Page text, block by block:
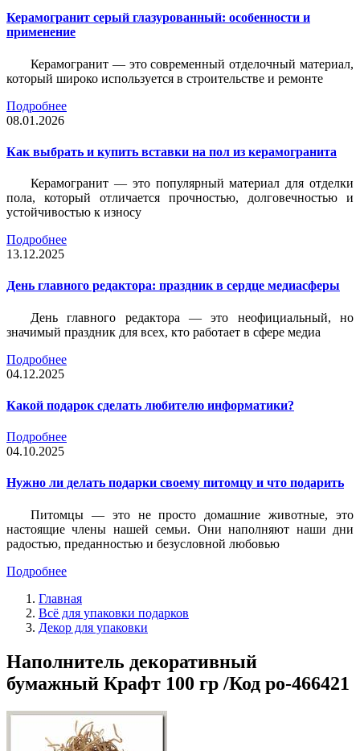
Керамогранит серый глазурованный: особенности и
применение
Керамогранит — это современный отделочный материал,
который широко используется в строительстве и ремонте
Подробнее
08.01.2026
Как выбрать и купить вставки на пол из керамогранита
Керамогранит — это популярный материал для отделки
пола, который отличается прочностью, долговечностью и
устойчивостью к износу
Подробнее
13.12.2025
День главного редактора: праздник в сердце медиасферы
День главного редактора — это неофициальный, но
значимый праздник для всех, кто работает в сфере медиа
Подробнее
04.12.2025
Какой подарок сделать любителю информатики?
Подробнее
04.10.2025
Нужно ли делать подарки своему питомцу и что подарить
Питомцы — это не просто домашние животные, это
настоящие члены нашей семьи. Они наполняют наши дни
радостью, преданностью и безусловной любовью
Подробнее
Главная
Всё для упаковки подарков
Декор для упаковки
Наполнитель декоративный
бумажный Крафт 100 гр /Код po-466421